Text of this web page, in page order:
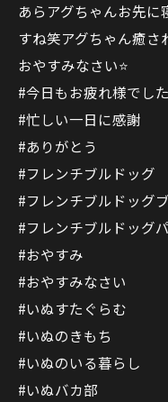
あらアグちゃんお先に
すね笑アグちゃん癒さ
おやすみなさい⭐
#今日もお疲れ様でした
#忙しい一日に感謝
#ありがとう
#フレンチブルドッグ
#フレンチブルドッグ
#フレンチブルドッグ
#おやすみ
#おやすみなさい
#いぬすたぐらむ
#いぬのきもち
#いぬのいる暮らし
#いぬバカ部